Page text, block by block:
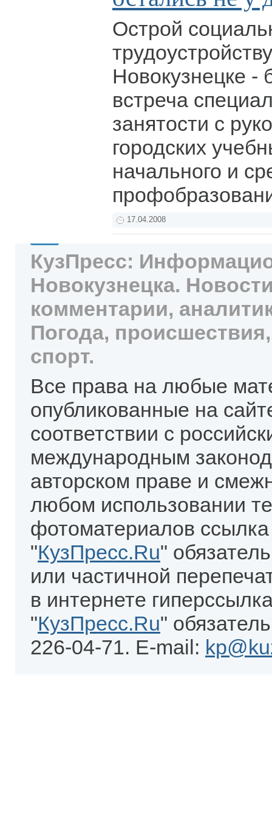
Острой
Новокузнецке -
встреча
занятости с
городских
начального и
17.04.2008
КузПресс:
Новокузнецка.
комментарии,
Погода,
спорт.
Все права на любые
опубликованные на
соответствии с
международным
авторском праве и
любом использовании
фотоматериалов
"КузПресс.Ru"
или частичной
в интернете
"КузПресс.Ru"
226-04-71. E-mail: